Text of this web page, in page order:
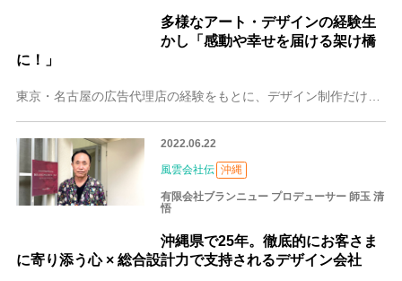
多様なアート・デザインの経験生
かし「感動や幸せを届ける架け橋
に！」
2022.06.22
風雲会社伝 沖縄
有限会社ブランニュー プロデューサー 師玉 清
悟
沖縄県で25年。徹底的にお客さま
に寄り添う心 × 総合設計力で支持されるデザイン会社